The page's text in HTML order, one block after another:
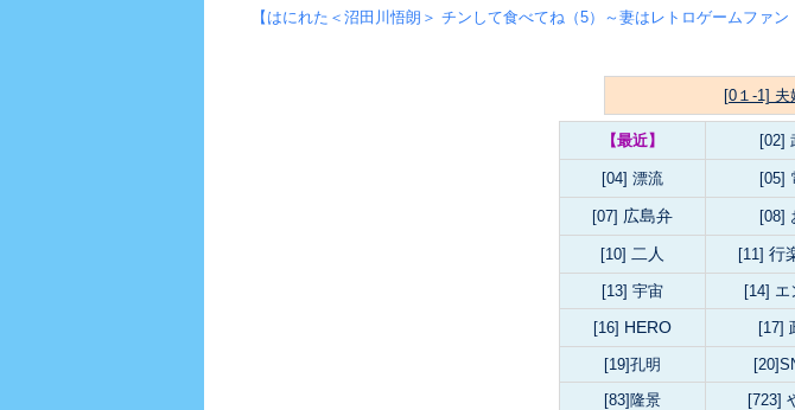
【はにれた＜沼田川悟朗＞ チンして食べてね（5）～妻はレトロゲームファン
[0１-1] 夫
【最近】 [02]
[04] 漂流 [05]
[07] 広島弁 [08]
[10] 二人 [11] 行
[13] 宇宙 [14] エ
[16] HERO [17]
[19]孔明
[83]隆景
[723]